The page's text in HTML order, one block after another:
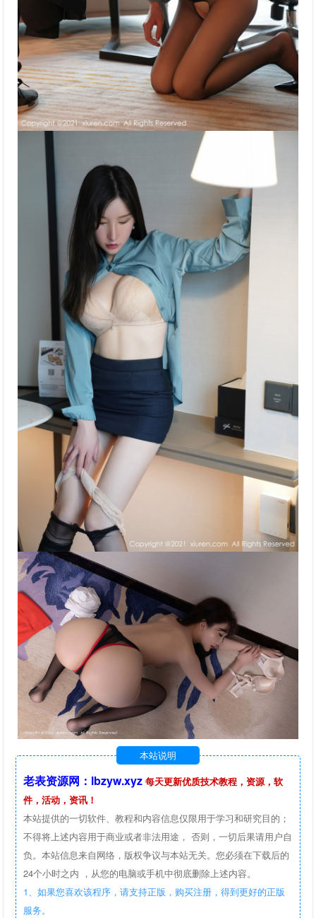
本站说明
老表资源网：lbzyw.xyz 每天更新优质技术教程，资源，软
件，活动，资讯！
本站提供的一切软件、教程和内容信息仅限用于学习和研究目的；
不得将上述内容用于商业或者非法用途， 否则，一切后果请用户自
负。本站信息来自网络，版权争议与本站无关。您必须在下载后的
24个小时之内 ，从您的电脑或手机中彻底删除上述内容。
1、如果您喜欢该程序，请支持正版，购买注册，得到更好的正版
服务。